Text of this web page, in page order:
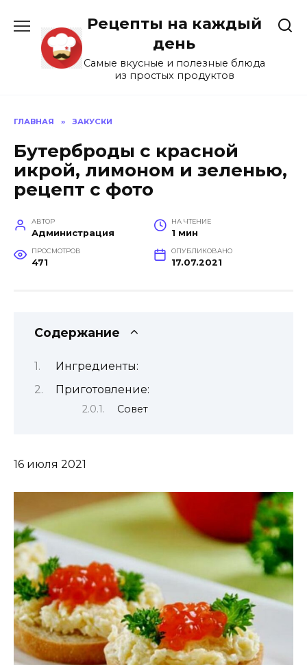
содержанию
Рецепты на каждый
день
Самые вкусные и полезные блюда
из простых продуктов
ГЛАВНАЯ » ЗАКУСКИ
Бутерброды с красной
икрой, лимоном и зеленью,
рецепт с фото
АВТОР
Администрация
НА ЧТЕНИЕ
1 мин
ПРОСМОТРОВ
471
ОПУБЛИКОВАНО
17.07.2021
Содержание
Ингредиенты:
Приготовление:
Совет
16 июля 2021